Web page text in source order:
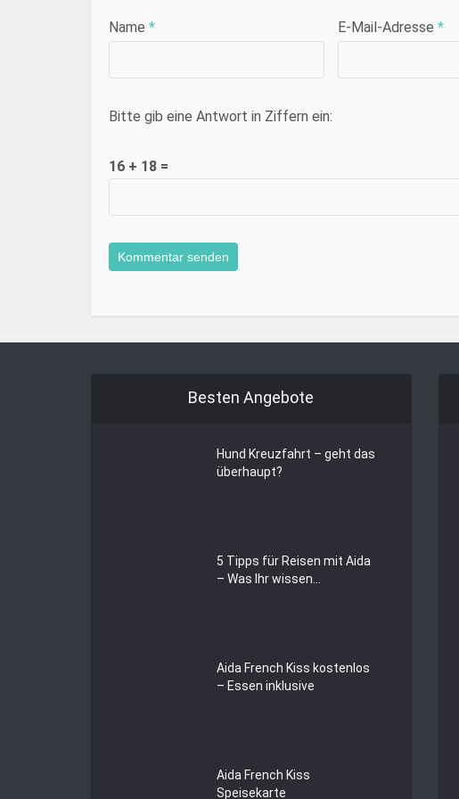
Name * E-Mail-Adresse *
Bitte gib eine Antwort in Ziffern ein:
16 + 18 =
Besten Angebote
Hund Kreuzfahrt – geht das
überhaupt?
5 Tipps für Reisen mit Aida
– Was Ihr wissen...
Aida French Kiss kostenlos
– Essen inklusive
Aida French Kiss
Speisekarte